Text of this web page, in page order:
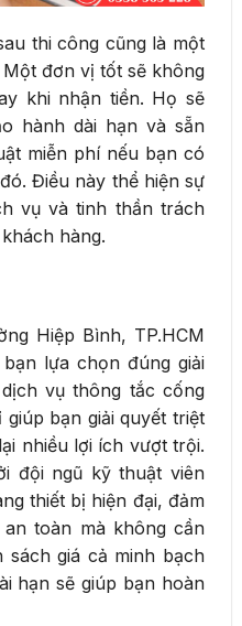
thi công cũng là một
đơn vị tốt sẽ không
khi nhận tiền. Họ sẽ
hành dài hạn và sẵn
miễn phí nếu bạn có
Điều này thể hiện sự
vụ và tinh thần trách
hàng.
Hiệp Bình, TP.HCM
lựa chọn đúng giải
vụ thông tắc cống
bạn giải quyết triệt
nhiều lợi ích vượt trội.
đội ngũ kỹ thuật viên
thiết bị hiện đại, đảm
toàn mà không cần
giá cả minh bạch
hạn sẽ giúp bạn hoàn